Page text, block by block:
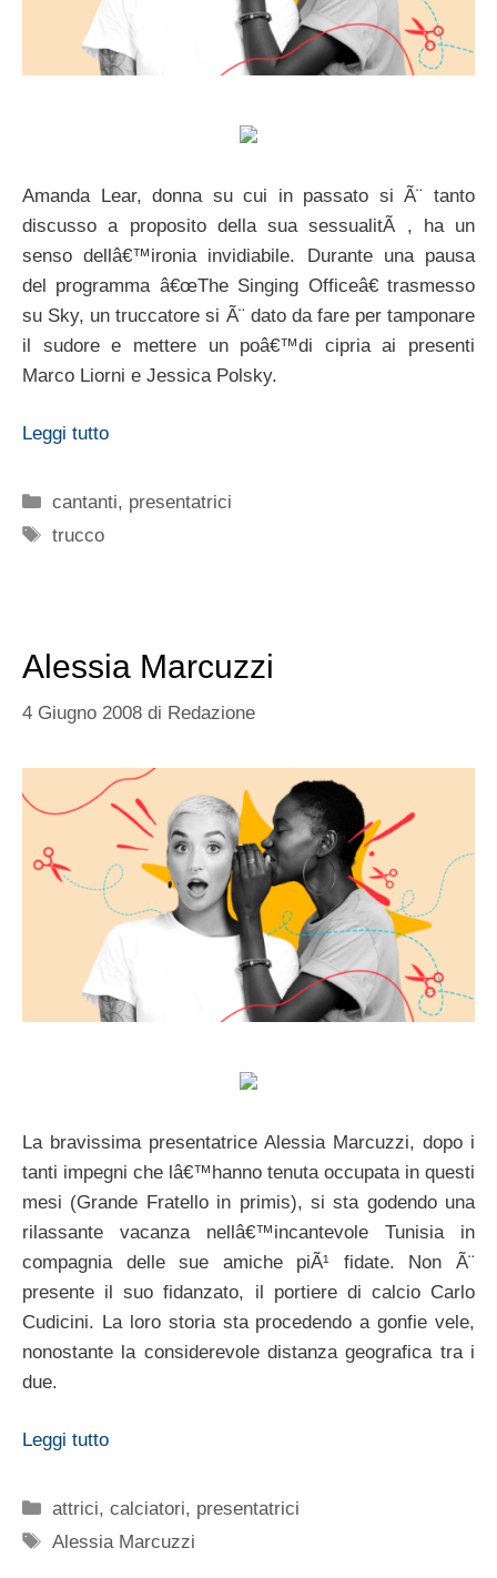
Amanda Lear, donna su cui in passato si Ã¨ tanto
discusso a proposito della sua sessualitÃ , ha un
senso dellâ€™ironia invidiabile. Durante una pausa
del programma â€œThe Singing Officeâ€ trasmesso
su Sky, un truccatore si Ã¨ dato da fare per tamponare
il sudore e mettere un poâ€™di cipria ai presenti
Marco Liorni e Jessica Polsky.
Leggi tutto
Categorie
cantanti, presentatrici
Tag
trucco
Alessia Marcuzzi
4 Giugno 2008 di Redazione
La bravissima presentatrice Alessia Marcuzzi, dopo i
tanti impegni che lâ€™hanno tenuta occupata in questi
mesi (Grande Fratello in primis), si sta godendo una
rilassante vacanza nellâ€™incantevole Tunisia in
compagnia delle sue amiche piÃ¹ fidate. Non Ã¨
presente il suo fidanzato, il portiere di calcio Carlo
Cudicini. La loro storia sta procedendo a gonfie vele,
nonostante la considerevole distanza geografica tra i
due.
Leggi tutto
Categorie
attrici,calciatori, presentatrici
Tag
Alessia Marcuzzi